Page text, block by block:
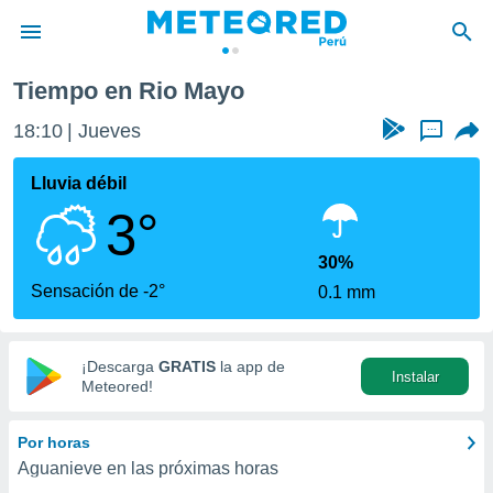
de
ha sido
para
que se
calidad.
a este
las
y
digital
basada
Tiempo en Rio Mayo
18:10 Jueves ...
Lluvia débil
3°
Sensación de -2°
30%
0.1 mm
¡Descarga GRATIS la app de
Meteored!
Instalar
Por horas
Aguanieve en las próximas horas